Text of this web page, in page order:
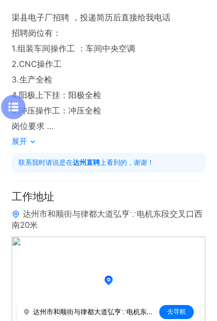
渠县电子厂招聘 ，投递简历后直接给我电话
招聘岗位有：
1.组装车间操作工 ：车间中央空调
2.CNC操作工
3.生产全检
4.阳极上下挂：阳极全检
5.冲压操作工：冲压全检
岗位要求
1.能吃苦耐劳 全检要求视力正常
综合工资：4000-5500
提供吃住，每天四餐只需10元餐费
宿舍提供：空调 热水器 4-6人间  水电费平摊
生日福利：长期工生日领100元红包（按身份证日期
交通补贴：入职满2个月一次性发！渠县本地100元，
展开
联系我时请说是在达州直聘 上看到的，谢谢！
工作地址
达州市和顺街与律都大道弘亨∵电机东段交叉口西
南20米
达州市和顺街与律都大道弘亨∵电机东段交叉口西南20米 去导航